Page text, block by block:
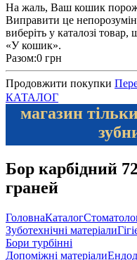
На жаль, Ваш кошик
Виправити це
виберіть у каталозі
«У кошик».
Разом:0 грн
Продовжити покупки
КАТАЛОГ
магазин
Бор карбідний
граней
ГоловнаКаталог
Зуботехнічні матеріали
Бори турбінні
Допоміжні матеріали